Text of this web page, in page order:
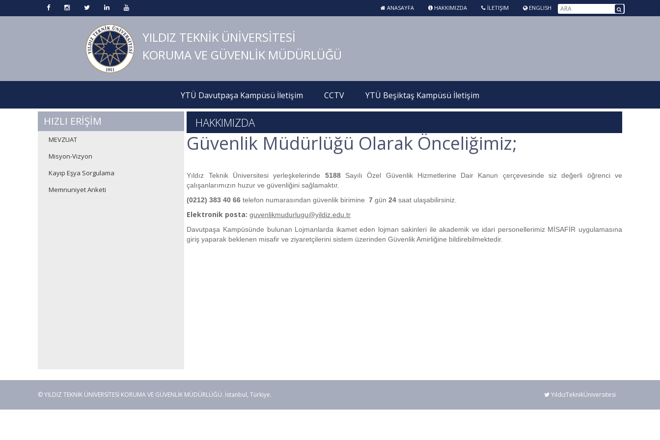
ANASAYFA HAKKIMIZDA İLETIŞIM ENGLISH
YILDIZ TEKNİK ÜNİVERSİTESİ
KORUMA VE GÜVENLİK MÜDÜRLÜĞÜ
YTÜ Davutpaşa Kampüsü İletişim CCTV YTÜ Beşiktaş Kampüsü İletişim
HIZLI ERİŞİM
MEVZUAT
Misyon-Vizyon
Kayıp Eşya Sorgulama
Memnuniyet Anketi
HAKKIMIZDA
Güvenlik Müdürlüğü Olarak Önceliğimiz;
Yıldız Teknik Üniversitesi yerleşkelerinde 5188Sayılı Özel Güvenlik Hizmetlerine Dair Kanun çerçevesinde siz değerli öğrenci ve
çalışanlarımızın huzur ve güvenliğini sağlamaktır.
(0212) 383 40 66 telefon numarasından güvenlik birimine 7gün24 saat ulaşabilirsiniz.
Elektronik posta: guvenlikmudurlugu@yildiz.edu.tr
Davutpaşa Kampüsünde bulunan Lojmanlarda ikamet eden lojman sakinleri ile akademik ve idari personellerimiz MİSAFİR uygulamasına
giriş yaparak beklenen misafir ve ziyaretçilerini sistem üzerinden Güvenlik Amirliğine bildirebilmektedir.
© YILDIZ TEKNİK ÜNİVERSİTESİ KORUMA VE GÜVENLİK MÜDÜRLÜĞÜ. İstanbul, Türkiye. YıldızTeknikÜniversitesi